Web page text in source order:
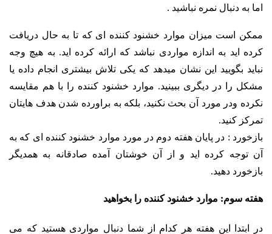
اما به دنبال نمره نباشید .
ممکن است میزان موارد خشنود کننده ای که تا به حال دریافت
کرده اید به اندازه مواردی نباشد که ارائه کرده اید. به هیچ وجه
نباید بگویید این نشان میدهد که یکی تلاش بیشتری انجام داده یا
مشکل را در دیگری ببینید. موارد خشنود کننده را با هم مقایسه
نکرده ودر مورد آن بحث نکنید، بلکه به براورده شدن هدف هایتان
تمرکز کنید.
بازخورد : در پایان هفته دوم در مورد موارد خشنود کننده ای که به
آن توجه کرده اید و از آن خوشتان آمده صادقانه به همدیگر
بازخورد دهید.
هفته سوم: موارد خشنود کننده را بخواهید
در ابتدا این هفته هر کدام از شما دنبال مواردی هستید که می